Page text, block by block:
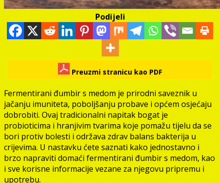
Podijeli
Preuzmi stranicu kao PDF
Fermentirani đumbir s medom je prirodni saveznik u
jačanju imuniteta, poboljšanju probave i općem osjećaju
dobrobiti. Ovaj tradicionalni napitak bogat je
probioticima i hranjivim tvarima koje pomažu tijelu da se
bori protiv bolesti i održava zdrav balans bakterija u
crijevima. U nastavku ćete saznati kako jednostavno i
brzo napraviti domaći fermentirani đumbir s medom, kao
i sve korisne informacije vezane za njegovu pripremu i
upotrebu.